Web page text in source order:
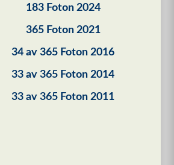
183 Foton 2024
365 Foton 2021
34 av 365 Foton 2016
33 av 365 Foton 2014
33 av 365 Foton 2011